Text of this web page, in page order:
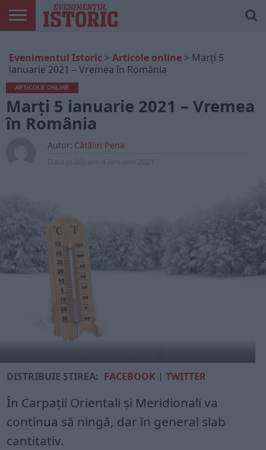
ONLINE
EDIȚII
TIPĂRITE
ISTORIC
PLAY
CONTUL
MEU
Evenimentul Istoric > Articole online > Marți 5
ianuarie 2021 – Vremea în România
ARTICOLE ONLINE
Marți 5 ianuarie 2021 – Vremea
în România
Autor: Cătălin Pena
DISTRIBUIE ȘTIREA: FACEBOOK |TWITTER
În Carpaţii Orientali şi Meridionali va
continua să ningă, dar în general slab
cantitativ.